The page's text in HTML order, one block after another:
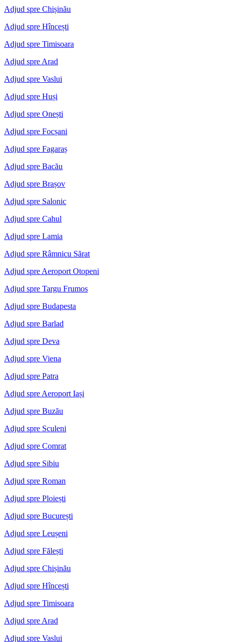
Adjud spre Chișinău
Adjud spre Hîncești
Adjud spre Timisoara
Adjud spre Arad
Adjud spre Vaslui
Adjud spre Huși
Adjud spre Onești
Adjud spre Focșani
Adjud spre Fagaraș
Adjud spre Bacău
Adjud spre Brașov
Adjud spre Salonic
Adjud spre Cahul
Adjud spre Lamia
Adjud spre Râmnicu Sărat
Adjud spre Aeroport Otopeni
Adjud spre Targu Frumos
Adjud spre Budapesta
Adjud spre Barlad
Adjud spre Deva
Adjud spre Viena
Adjud spre Patra
Adjud spre Aeroport Iași
Adjud spre Buzău
Adjud spre Sculeni
Adjud spre Comrat
Adjud spre Sibiu
Adjud spre Roman
Adjud spre Ploiești
Adjud spre București
Adjud spre Leușeni
Adjud spre Fălești
Adjud spre Chișinău
Adjud spre Hîncești
Adjud spre Timisoara
Adjud spre Arad
Adjud spre Vaslui